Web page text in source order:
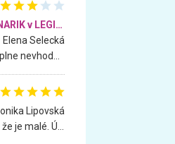
Vnútorné detské ihrisko LEGIONARIK v LEGIA Fitness
Elena Selecká
Lipovská